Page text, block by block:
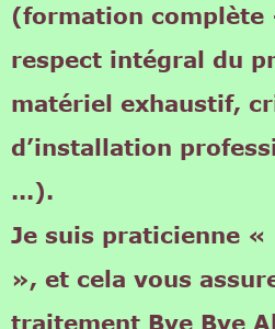
(formation complète
respect intégral du
matériel exhaustif,
d’installation
...).
Je suis praticienne «
», et cela vous
traitement Bye Bye